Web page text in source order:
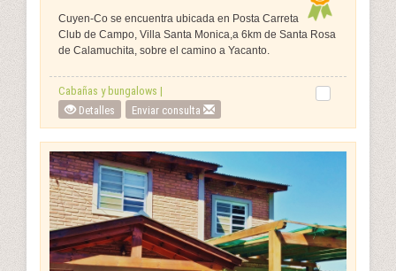
Cuyen-Co se encuentra ubicada en Posta Carreta
Club de Campo, Villa Santa Monica,a 6km de Santa Rosa
de Calamuchita, sobre el camino a Yacanto.
Cabañas y bungalows |
Detalles
Enviar consulta